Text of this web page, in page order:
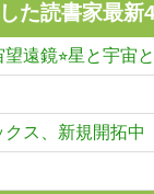
た読書家最新
遠鏡⭐︎星と宇宙
クス、新規開拓中